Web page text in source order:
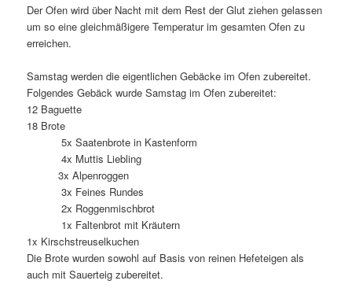
Der Ofen wird über Nacht mit dem Rest der Glut ziehen gelassen
um so eine gleichmäßigere Temperatur im gesamten Ofen zu
erreichen.
Samstag werden die eigentlichen Gebäcke im Ofen zubereitet.
Folgendes Gebäck wurde Samstag im Ofen zubereitet:
12 Baguette
18 Brote
5x Saatenbrote in Kastenform
4x Muttis Liebling
3x Alpenroggen
3x Feines Rundes
2x Roggenmischbrot
1x Faltenbrot mit Kräutern
1x Kirschstreuselkuchen
Die Brote wurden sowohl auf Basis von reinen Hefeteigen als
auch mit Sauerteig zubereitet.